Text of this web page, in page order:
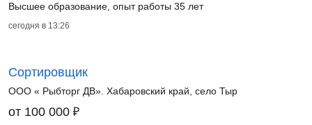
Высшее образование, опыт работы 35 лет
сегодня в 13:26
Сортировщик
ООО « Рыбторг ДВ». Хабаровский край, село Тыр
от 100 000 ₽